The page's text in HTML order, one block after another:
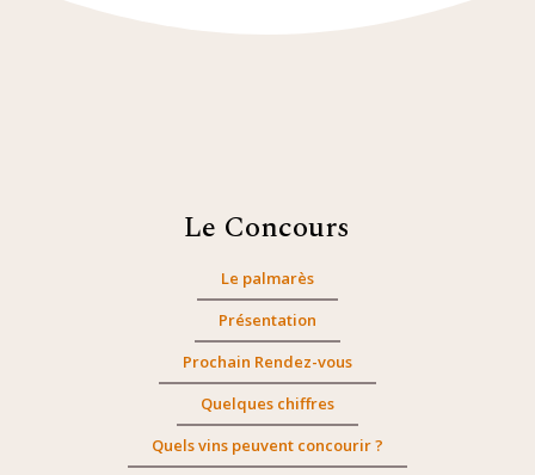
Le Concours
Le palmarès
Présentation
Prochain Rendez-vous
Quelques chiffres
Quels vins peuvent concourir ?